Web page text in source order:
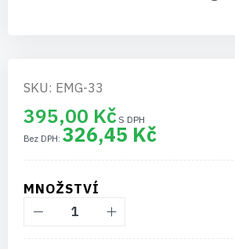
SKU: EMG-33
395,00 Kč
326,45 Kč
MNOŽSTVÍ